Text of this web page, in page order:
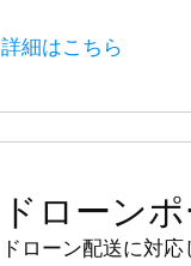
詳細はこちら
ドローンポ
ドローン配送に対